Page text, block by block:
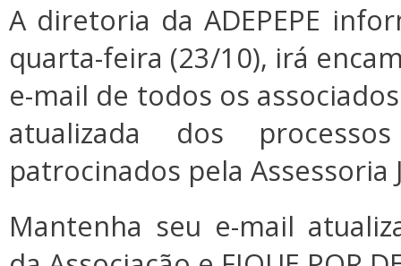
A diretoria da ADEPEPE
quarta-feira (23/10), irá
e-mail de todos os
atualizada dos
patrocinados pela
Mantenha seu e-mail